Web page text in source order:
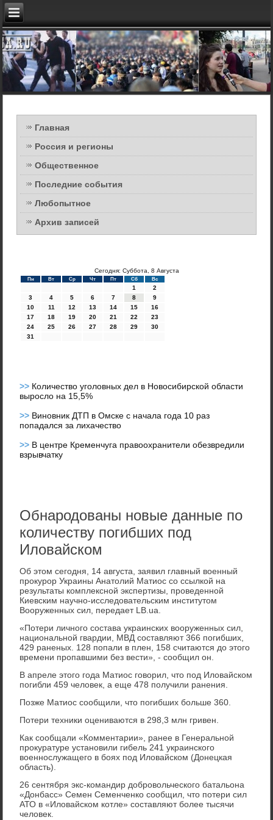
Главная
Россия и регионы
Общественное
Последние события
Любопытное
Архив записей
Сегодня: Суббота, 8 Августа
Пн Вт Ср Чт Пт Сб Вс
1
2
3
4 5 6 7 8
9
10
11 12 13 14 15
16
17
18 19 20 21 22
23
24
25 26 27 28 29
30
31
>> Количество уголовных дел в Новосибирской области
выросло на 15,5%
>> Виновник ДТП в Омске с начала года 10 раз
попадался за лихачество
>> В центре Кременчуга правоохранители обезвредили
взрывчатку
Обнародованы новые данные по
количеству погибших под
Иловайском
Об этом сегодня, 14 августа, заявил главный военный
прокурор Украины Анатолий Матиос со ссылкой на
результаты комплексной экспертизы, проведенной
Киевским научно-исследовательским институтом
Вооруженных сил, передает LB.ua.
«Потери личного состава украинских вооруженных сил,
национальной гвардии, МВД составляют 366 погибших,
429 раненых. 128 попали в плен, 158 считаются до этого
времени пропавшими без вести», - сообщил он.
В апреле этого года Матиос говорил, что под Иловайском
погибли 459 человек, а еще 478 получили ранения.
Позже Матиос сообщили, что погибших больше 360.
Потери техники оцениваются в 298,3 млн гривен.
Как сообщали «Комментарии», ранее в Генеральной
прокуратуре установили гибель 241 украинского
военнослужащего в боях под Иловайском (Донецкая
область).
26 сентября экс-командир добровольческого батальона
«Донбасс» Семен Семенченко сообщил, что потери сил
АТО в «Иловайском котле» составляют более тысячи
человек.